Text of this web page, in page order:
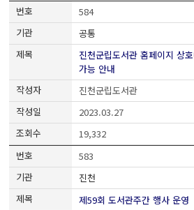
584
공통
진천군립도서관 홈페이지 상
가능 안내
진천군립도서관
2023.03.27
19,332
583
진천
제59회 도서관주간 행사 운영